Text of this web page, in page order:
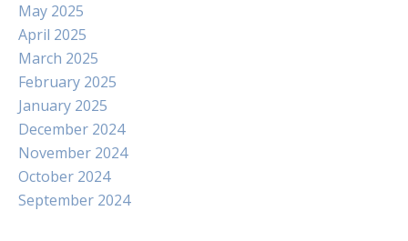
May 2025
April 2025
March 2025
February 2025
January 2025
December 2024
November 2024
October 2024
September 2024